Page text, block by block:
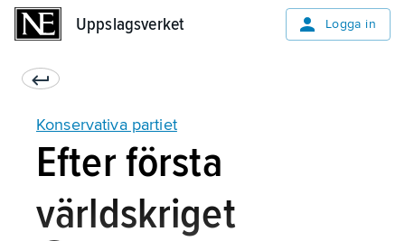
Uppslagsverket Logga in
Konservativa partiet
Efter första
världskriget